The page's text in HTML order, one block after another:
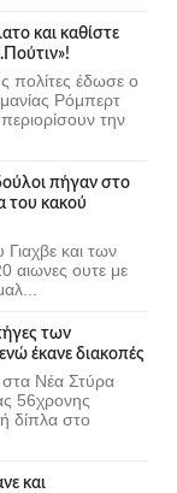
και καθίστε
πολίτες έδωσε ο
Ρόμπερτ
την
πήγαν στο
του κακού
και των
αιωνες ουτε με
των
έκανε διακοπές
Νέα Στύρα
56χρονης
δίπλα στο
και